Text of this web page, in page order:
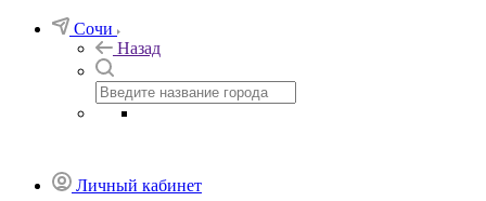
Сочи
Назад
Личный кабинет